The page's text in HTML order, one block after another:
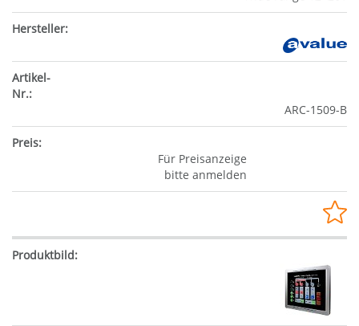
ARC-1509-B
Für Preisanzeige
bitte anmelden